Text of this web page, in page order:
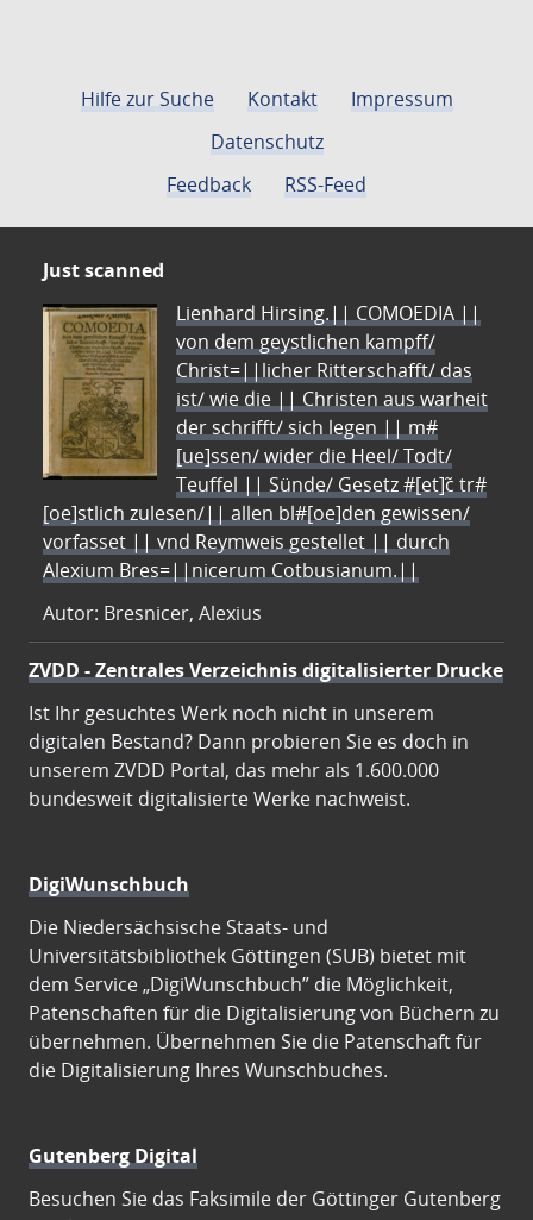
Hilfe zur Suche Kontakt
Impressum
Datenschutz
Feedback
RSS-Feed
Just scanned
Lienhard Hirsing.|| COMOEDIA ||
von dem geystlichen kampff/
Christ=||licher Ritterschafft/ das
ist/ wie die || Christen aus warheit
der schrifft/ sich legen || m#
[ue]ssen/ wider die Heel/ Todt/
Teuffel || Sünde/ Gesetz #[et]c̃ tr#
[oe]stlich zulesen/|| allen bl#[oe]den gewissen/
vorfasset || vnd Reymweis gestellet || durch
Alexium Bres=||nicerum Cotbusianum.||
Autor: Bresnicer, Alexius
ZVDD - Zentrales Verzeichnis digitalisierter Drucke
Ist Ihr gesuchtes Werk noch nicht in unserem
digitalen Bestand? Dann probieren Sie es doch in
unserem ZVDD Portal, das mehr als 1.600.000
bundesweit digitalisierte Werke nachweist.
DigiWunschbuch
Die Niedersächsische Staats- und
Universitätsbibliothek Göttingen (SUB) bietet mit
dem Service „DigiWunschbuch” die Möglichkeit,
Patenschaften für die Digitalisierung von Büchern zu
übernehmen. Übernehmen Sie die Patenschaft für
die Digitalisierung Ihres Wunschbuches.
Gutenberg Digital
Besuchen Sie das Faksimile der Göttinger Gutenberg